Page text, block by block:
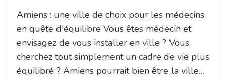
Amiens : une ville de choix pour les médecins
en quête d'équilibre Vous êtes médecin et
envisagez de vous installer en ville ? Vous
cherchez tout simplement un cadre de vie plus
équilibré ? Amiens pourrait bien être la ville…